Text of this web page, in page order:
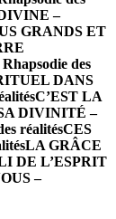
–
GRANDS ET
des
DANS
C’EST LA
DIVINITÉ –
réalitésCES
LA GRÂCE
DE L’ESPRIT
–